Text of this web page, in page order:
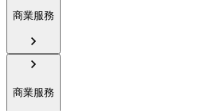
商業服務
商業服務